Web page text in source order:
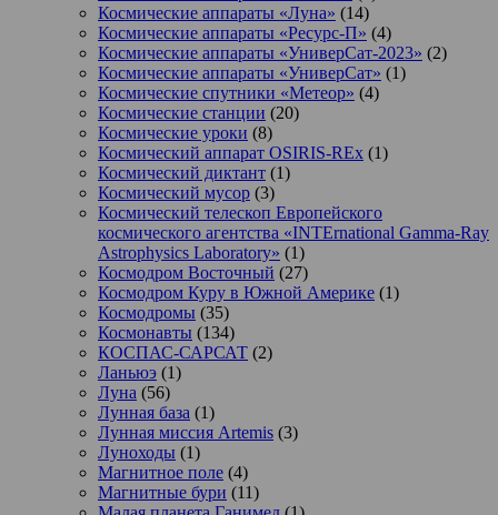
Космические аппараты «Луна» (14)
Космические аппараты «Ресурс-П» (4)
Космические аппараты «УниверСат-2023» (2)
Космические аппараты «УниверСат» (1)
Космические спутники «Метеор» (4)
Космические станции (20)
Космические уроки (8)
Космический аппарат OSIRIS-REx (1)
Космический диктант (1)
Космический мусор (3)
Космический телескоп Европейского
космического агентства «INTErnational Gamma-Ray
Astrophysics Laboratory» (1)
Космодром Восточный (27)
Космодром Куру в Южной Америке (1)
Космодромы (35)
Космонавты (134)
КОСПАС-САРСАТ (2)
Ланьюэ (1)
Луна (56)
Лунная база (1)
Лунная миссия Artemis (3)
Луноходы (1)
Магнитное поле (4)
Магнитные бури (11)